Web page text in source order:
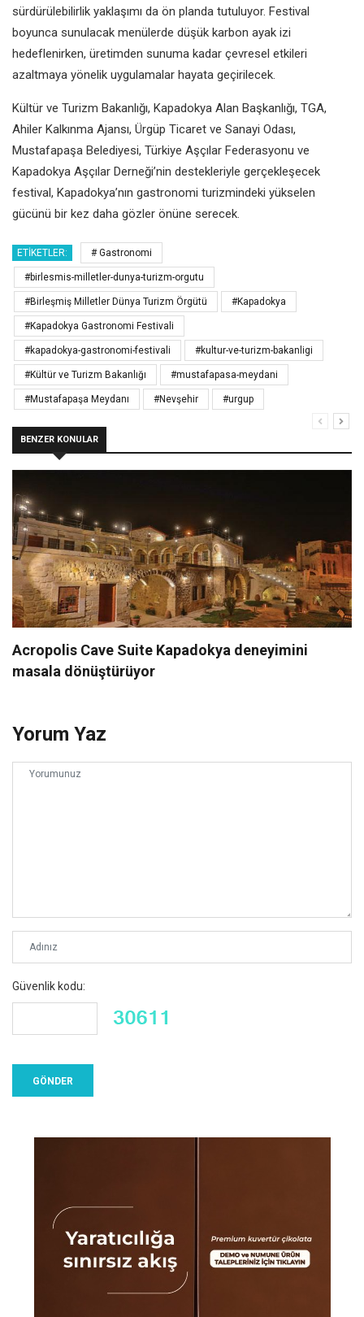
sürdürülebilirlik yaklaşımı da ön planda tutuluyor. Festival
boyunca sunulacak menülerde düşük karbon ayak izi
hedeflenirken, üretimden sunuma kadar çevresel etkileri
azaltmaya yönelik uygulamalar hayata geçirilecek.
Kültür ve Turizm Bakanlığı, Kapadokya Alan Başkanlığı, TGA,
Ahiler Kalkınma Ajansı, Ürgüp Ticaret ve Sanayi Odası,
Mustafapaşa Belediyesi, Türkiye Aşçılar Federasyonu ve
Kapadokya Aşçılar Derneği’nin destekleriyle gerçekleşecek
festival, Kapadokya’nın gastronomi turizmindeki yükselen
gücünü bir kez daha gözler önüne serecek.
ETIKETLER: # Gastronomi
#birlesmis-milletler-dunya-turizm-orgutu
#Birleşmiş Milletler Dünya Turizm Örgütü #Kapadokya
#Kapadokya Gastronomi Festivali
#kapadokya-gastronomi-festivali #kultur-ve-turizm-bakanligi
#Kültür ve Turizm Bakanlığı #mustafapasa-meydani
#Mustafapaşa Meydanı #Nevşehir #urgup
BENZER KONULAR
Acropolis Cave Suite Kapadokya deneyimini
masala dönüştürüyor
Yorum Yaz
Güvenlik kodu: